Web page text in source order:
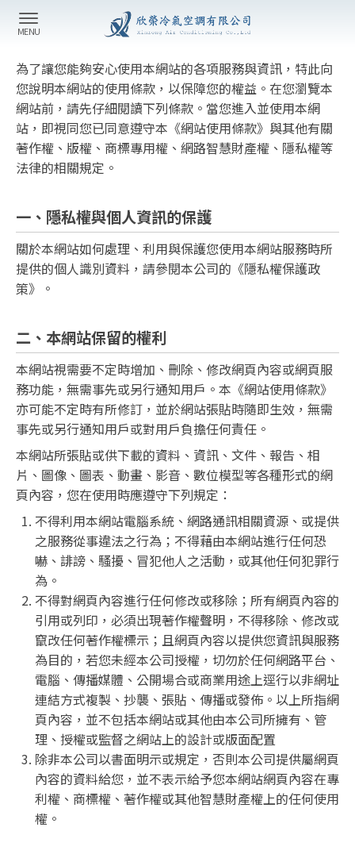
為了讓您能夠安心使用本網站的各項服務與資訊，特此向
您說明本網站的使用條款，以保障您的權益。在您瀏覽本
網站前，請先仔細閱讀下列條款。當您進入並使用本網
站，即視同您已同意遵守本《網站使用條款》與其他有關
著作權、版權、商標專用權、網路智慧財產權、隱私權等
法律的相關規定。
一、隱私權與個人資訊的保護
關於本網站如何處理、利用與保護您使用本網站服務時所
提供的個人識別資料，請參閱本公司的《隱私權保護政
策》。
二、本網站保留的權利
本網站視需要不定時增加、刪除、修改網頁內容或網頁服
務功能，無需事先或另行通知用戶。本《網站使用條款》
亦可能不定時有所修訂，並於網站張貼時隨即生效，無需
事先或另行通知用戶或對用戶負擔任何責任。
本網站所張貼或供下載的資料、資訊、文件、報告、相
片、圖像、圖表、動畫、影音、數位模型等各種形式的網
頁內容，您在使用時應遵守下列規定：
不得利用本網站電腦系統、網路通訊相關資源、或提供
之服務從事違法之行為；不得藉由本網站進行任何恐
嚇、誹謗、騷擾、冒犯他人之活動，或其他任何犯罪行
為。
不得對網頁內容進行任何修改或移除；所有網頁內容的
引用或列印，必須出現著作權聲明，不得移除、修改或
竄改任何著作權標示；且網頁內容以提供您資訊與服務
為目的，若您未經本公司授權，切勿於任何網路平台、
電腦、傳播媒體、公開場合或商業用途上逕行以非網址
連結方式複製、抄襲、張貼、傳播或發佈。以上所指網
頁內容，並不包括本網站或其他由本公司所擁有、管
理、授權或監督之網站上的設計或版面配置
除非本公司以書面明示或規定，否則本公司提供屬網頁
內容的資料給您，並不表示給予您本網站網頁內容在專
利權、商標權、著作權或其他智慧財產權上的任何使用
權。